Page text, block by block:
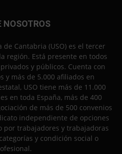
NOSOTROS
Cantabria (USO) es el tercer
región. Está presente en todos
y públicos. Cuenta con
y más de 5.000 afiliados en
USO tiene más de 11.000
en toda España, más de 400
de más de 500 convenios
independiente de opciones
por trabajadores y trabajadoras
y condición social o